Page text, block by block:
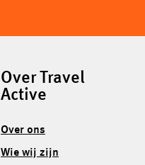
Over Travel
Active
Over ons
Wie wij zijn